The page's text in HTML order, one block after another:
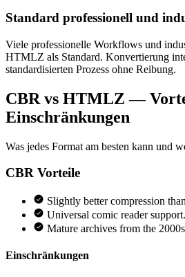
Standard professionell und
Viele professionelle Workflows und
HTMLZ als Standard. Konvertierung
standardisierten Prozess ohne Reibung.
CBR vs HTMLZ —
Einschränkungen
Was jedes Format am besten kann und
CBR Vorteile
Slightly better compression
Universal comic reader support.
Mature archives from the
Einschränkungen